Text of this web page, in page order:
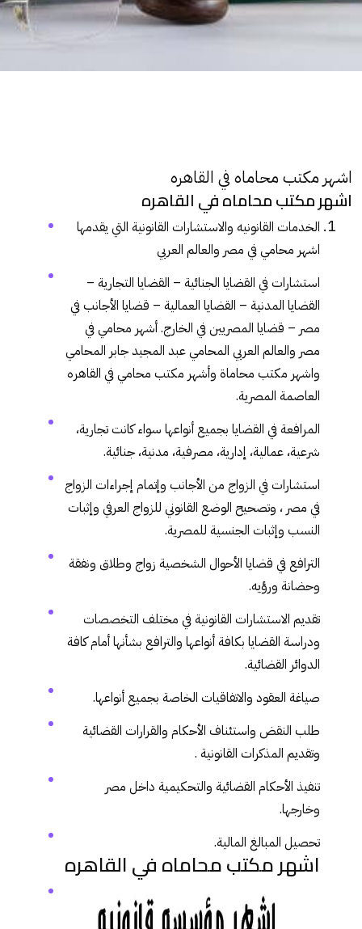
اشهر مكتب محاماه في القاهره
اشهر مكتب محاماه في القاهره
الخدمات القانونيه والاستشارات القانونية التي يقدمها
اشهر محامي في مصر والعالم العربي
استشارات في القضايا الجنائية – القضايا التجارية –
القضايا المدنية – القضايا العمالية – قضايا الأجانب في
مصر – قضايا المصريين في الخارج. أشهر محامي في
مصر والعالم العربي المحاميعبد المجيد جابر المحامي
واشهر مكتب محاماة وأشهر مكتب محامي في القاهره
العاصمة المصرية.
المرافعة في القضايا بجميع أنواعها سواء كانت تجارية،
شرعية، عمالية، إدارية، مصرفية، مدنية،جنائية.
استشارات في الزواج من الأجانب وإتمام إجراءات الزواج
في مصر ، وتصحيح الوضع القانوني للزواج العرفي وإثبات
النسب وإثبات الجنسية للمصرية.
الترافع في قضايا الأحوال الشخصية زواج وطلاق ونفقة
وحضانة ورؤيه.
تقديم الاستشارات القانونية في مختلف التخصصات
ودراسة القضايا بكافة أنواعها والترافع بشأنها أمام كافة
الدوائر القضائية.
صياغة العقود والاتفاقيات الخاصة بجميع أنواعها.
طلب النقض واستئناف الأحكام والقرارات القضائية
وتقديم المذكرات القانونية .
تنفيذ الأحكام القضائية والتحكيمية داخل مصر
وخارجها.
تحصيل المبالغ المالية.
اشهر مكتب محاماه في القاهره